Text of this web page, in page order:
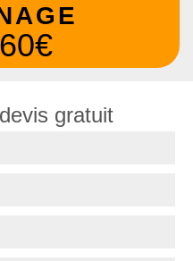
60€
gratuit